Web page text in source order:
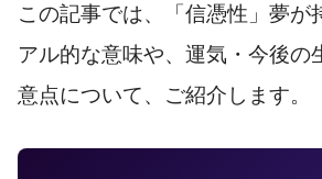
この記事では、「信憑性」夢が
アル的な意味や、運気・今後の
意点について、ご紹介します。